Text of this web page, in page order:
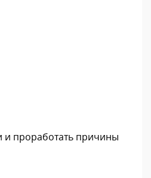
и проработать причины